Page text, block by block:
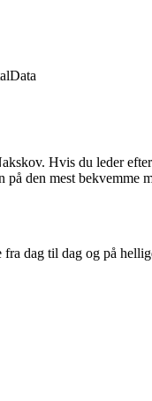
Data
Hvis du leder
den mest bekvemme
dag til dag og på